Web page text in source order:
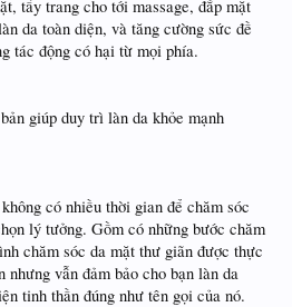
tẩy trang cho tới massage, đắp mặt
da toàn diện, và tăng cường sức đề
tác động có hại từ mọi phía.
giúp duy trì làn da khỏe mạnh​
có nhiều thời gian để chăm sóc
lý tưởng. Gồm có những bước chăm
chăm sóc da mặt thư giãn được thực
nhưng vẫn đảm bảo cho bạn làn da
tinh thần đúng như tên gọi của nó.